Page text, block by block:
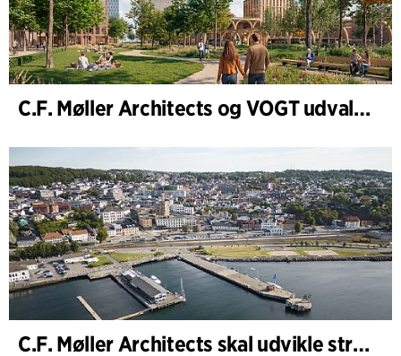
C.F. Møller Architects og VOGT udvalgt til at forme fremtidens Hamburg-Altona
C.F. Møller Architects skal udvikle strategien for ”Knutepunkt Larvik og indre havn”